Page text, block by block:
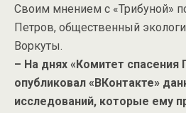
Своим мнением с «Трибуной»
Петров, общественный
Воркуты.
– На днях «Комитет спасения
опубликовал «ВКонтакте»
исследований, которые ему